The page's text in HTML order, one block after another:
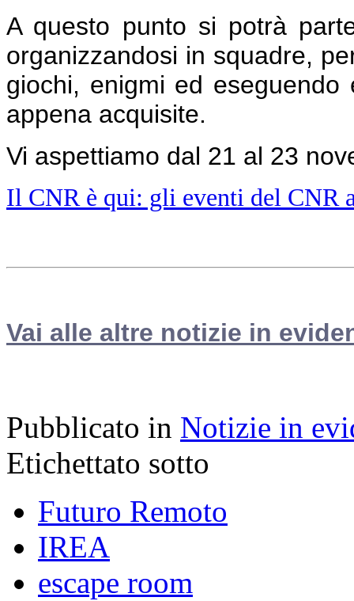
A questo punto si potrà
organizzandosi in squadre,
giochi, enigmi ed eseguendo
appena acquisite.
Vi aspettiamo dal 21 al 23
Il CNR è qui: gli eventi del CNR
Vai alle altre notizie in
Pubblicato in Notizie in
Etichettato sotto
Futuro Remoto
IREA
escape room